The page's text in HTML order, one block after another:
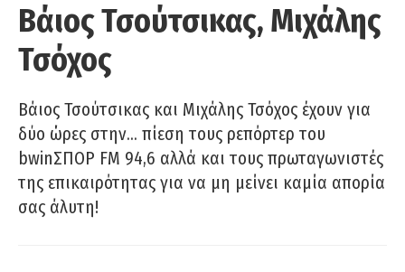
Βάιος Τσούτσικας, Μιχάλης
Τσόχος
Βάιος Τσούτσικας και Μιχάλης Τσόχος έχουν για
δύο ώρες στην… πίεση τους ρεπόρτερ του
bwinΣΠΟΡ FM 94,6 αλλά και τους πρωταγωνιστές
της επικαιρότητας για να μη μείνει καμία απορία
σας άλυτη!